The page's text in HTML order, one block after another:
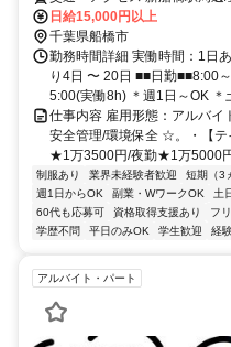
日給15,000円以上
千葉県船橋市
勤務時間詳細 実働時間：1日
り4日 〜 20日 ■■日勤■■8:00
5:00(実働8h) ＊週1日～OK ＊
仕事内容 雇用形態：アルバイ
安全管理/環境保全 ☆。・【
★1万3500円/夜勤★1万5000
制服あり 業界未経験者歓迎 短期（3
週1日からOK
副業・WワークOK 土
60代も応募可
資格取得支援あり フ
学歴不問
平日のみOK 学生歓迎 経
アルバイト・パート